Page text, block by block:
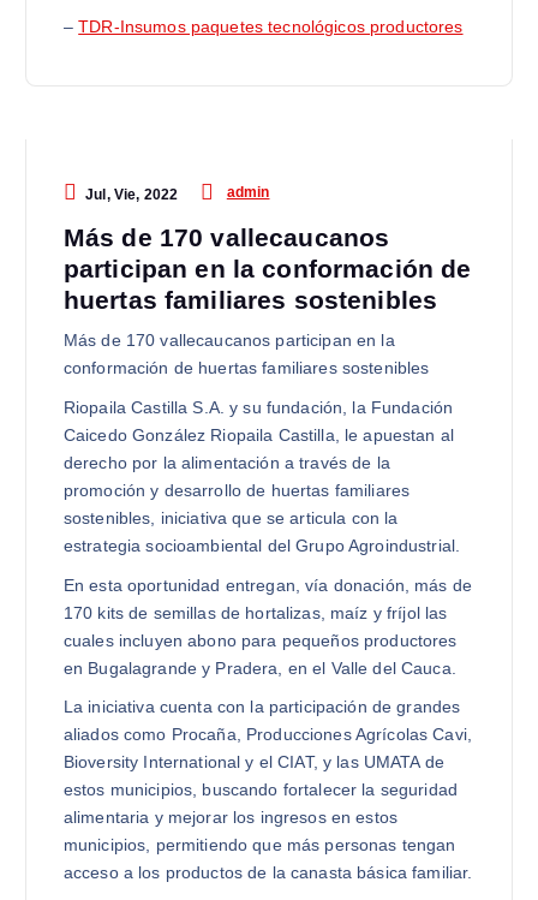
–TDR-Insumos paquetes tecnológicos productores
Jul, Vie, 2022 admin
Más de 170 vallecaucanos
participan en la conformación de
huertas familiares sostenibles
Más de 170 vallecaucanos participan en la
conformación de huertas familiares sostenibles
Riopaila Castilla S.A. y su fundación, la Fundación
Caicedo González Riopaila Castilla, le apuestan al
derecho por la alimentación a través de la
promoción y desarrollo de huertas familiares
sostenibles, iniciativa que se articula con la
estrategia socioambiental del Grupo Agroindustrial.
En esta oportunidad entregan, vía donación, más de
170 kits de semillas de hortalizas, maíz y fríjol las
cuales incluyen abono para pequeños productores
en Bugalagrande y Pradera, en el Valle del Cauca.
La iniciativa cuenta con la participación de grandes
aliados como Procaña, Producciones Agrícolas Cavi,
Bioversity International y el CIAT, y las UMATA de
estos municipios, buscando fortalecer la seguridad
alimentaria y mejorar los ingresos en estos
municipios, permitiendo que más personas tengan
acceso a los productos de la canasta básica familiar.